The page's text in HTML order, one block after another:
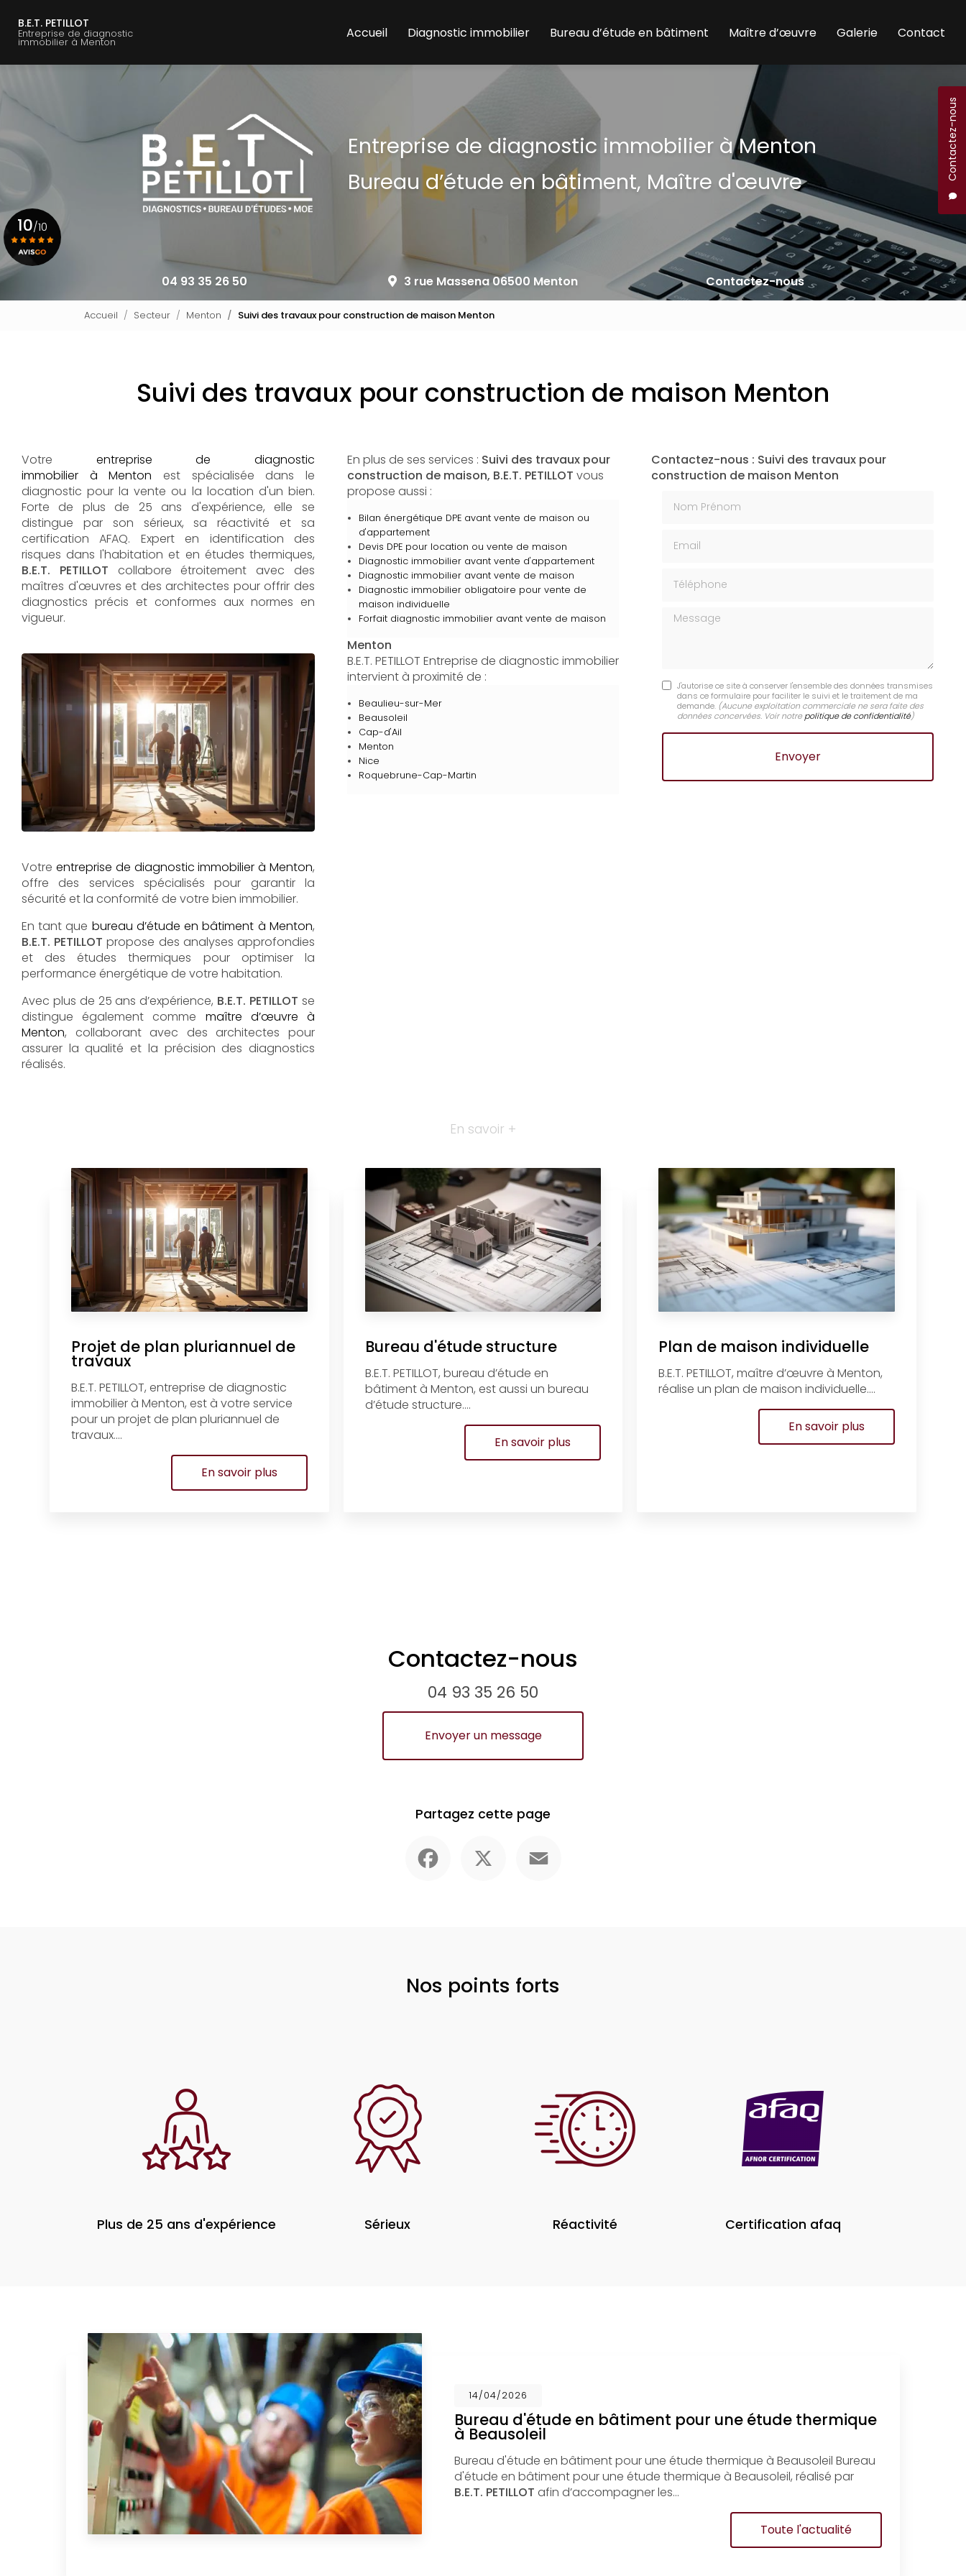
contenu
B.E.T. PETILLOT
Entreprise de diagnostic
immobilier à Menton
Contactez-nous
Accueil
Diagnostic immobilier Bureau d’étude en bâtiment Maître d’œuvre Galerie Contact
Entreprise de diagnostic immobilier à Menton
Bureau d’étude en bâtiment, Maître d'œuvre
04 93 35 26 50 3 rue Massena 06500 Menton Contactez-nous
10/10
Accueil Secteur Menton Suivi des travaux pour construction de maison Menton
Suivi des travaux pour construction de maison Menton
Votre entreprise de diagnostic
immobilier à Menton est spécialisée dans le
diagnostic pour la vente ou la location d'un bien.
Forte de plus de 25 ans d'expérience, elle se
distingue par son sérieux, sa réactivité et sa
certification AFAQ. Expert en identification des
risques dans l'habitation et en études thermiques,
B.E.T. PETILLOT collabore étroitement avec des
maîtres d'œuvres et des architectes pour offrir des
diagnostics précis et conformes aux normes en
vigueur.
Votre entreprise de diagnostic immobilier à Menton,
offre des services spécialisés pour garantir la
sécurité et la conformité de votre bien immobilier.
En tant que bureau d’étude en bâtiment à Menton,
B.E.T. PETILLOT propose des analyses approfondies
et des études thermiques pour optimiser la
performance énergétique de votre habitation.
Avec plus de 25 ans d’expérience, B.E.T. PETILLOT se
distingue également comme maître d’œuvre à
Menton, collaborant avec des architectes pour
assurer la qualité et la précision des diagnostics
réalisés.
En plus de ses services : Suivi des travaux pour
construction de maison, B.E.T. PETILLOT vous
propose aussi :
Bilan énergétique DPE avant vente de maison ou
d'appartement
Devis DPE pour location ou vente de maison
Diagnostic immobilier avant vente d'appartement
Diagnostic immobilier avant vente de maison
Diagnostic immobilier obligatoire pour vente de
maison individuelle
Forfait diagnostic immobilier avant vente de maison
Menton
B.E.T. PETILLOT Entreprise de diagnostic immobilier
intervient à proximité de :
Beaulieu-sur-Mer
Beausoleil
Cap-d'Ail
Menton
Nice
Roquebrune-Cap-Martin
Contactez-nous : Suivi des travaux pour
construction de maison Menton
Message
J'autorise ce site à conserver l'ensemble des données transmises
dans ce formulaire pour faciliter le suivi et le traitement de ma
demande. (Aucune exploitation commerciale ne sera faite des
données concervées. Voir notre politique de confidentialité)
En savoir +
Projet de plan pluriannuel de
travaux
B.E.T. PETILLOT, entreprise de diagnostic
immobilier à Menton, est à votre service
pour un projet de plan pluriannuel de
travaux....
En savoir plus
Bureau d'étude structure
B.E.T. PETILLOT, bureau d’étude en
bâtiment à Menton, est aussi un bureau
d’étude structure....
En savoir plus
Plan de maison individuelle
B.E.T. PETILLOT, maître d’œuvre à Menton,
réalise un plan de maison individuelle....
En savoir plus
Contactez-nous
04 93 35 26 50
Envoyer un message
Partagez cette page
Nos points forts
Plus de 25 ans d'expérience Sérieux Réactivité Certification afaq
14/04/2026
Bureau d'étude en bâtiment pour une étude thermique
à Beausoleil
Bureau d'étude en bâtiment pour une étude thermique à Beausoleil Bureau
d'étude en bâtiment pour une étude thermique à Beausoleil, réalisé par
B.E.T. PETILLOT afin d’accompagner les…
Toute l'actualité